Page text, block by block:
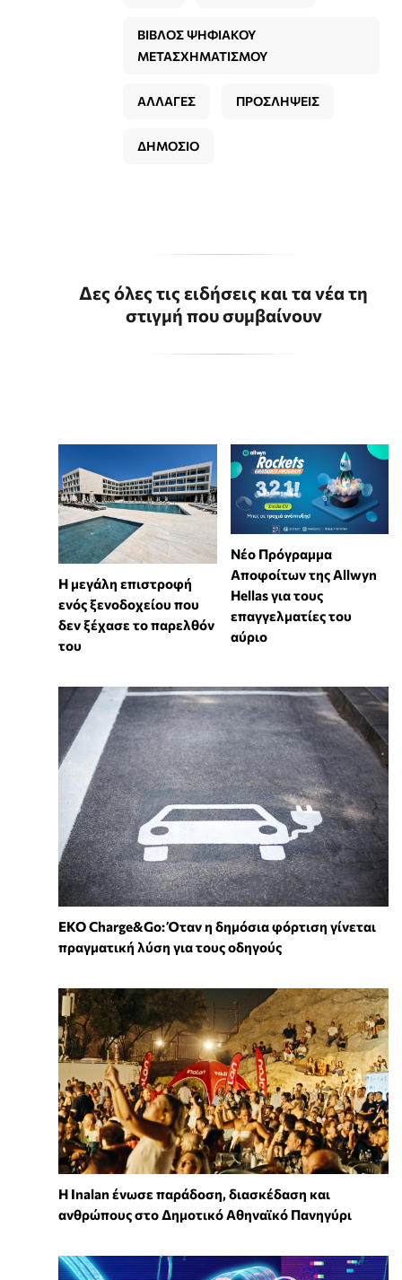
ΒΙΒΛΟΣ ΨΗΦΙΑΚΟΥ
ΜΕΤΑΣΧΗΜΑΤΙΣΜΟΥ
ΑΛΛΑΓΕΣ ΠΡΟΣΛΗΨΕΙΣ
ΔΗΜΟΣΙΟ
Δες όλες τις ειδήσεις και τα νέα τη
στιγμή που συμβαίνουν
Η μεγάλη επιστροφή
ενός ξενοδοχείου που
δεν ξέχασε το παρελθόν
του
Νέο Πρόγραμμα
Αποφοίτων της Allwyn
Hellas για τους
επαγγελματίες του
αύριο
EKO Charge&Go: Όταν η δημόσια φόρτιση γίνεται
πραγματική λύση για τους οδηγούς
Η Inalan ένωσε παράδοση, διασκέδαση και
ανθρώπους στο Δημοτικό Αθηναϊκό Πανηγύρι